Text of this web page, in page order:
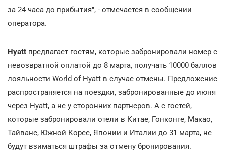
за 24 часа до прибытия", - отмечается в сообщении
оператора.
Hyatt предлагает гостям, которые забронировали номер с
невозвратной оплатой до 8 марта, получать 10000 баллов
лояльности World of Hyatt в случае отмены. Предложение
распространяется на поездки, забронированные до июня
через Hyatt, а не у сторонних партнеров. А с гостей,
которые забронировали отели в Китае, Гонконге, Макао,
Тайване, Южной Корее, Японии и Италии до 31 марта, не
будут взиматься штрафы за отмену бронирования.